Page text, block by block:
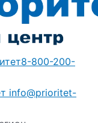
8-800-200-
info@prioritet-